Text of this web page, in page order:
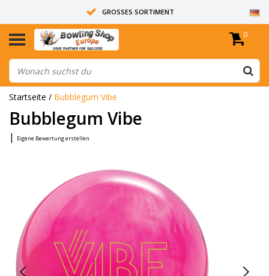
GROSSES SORTIMENT
14 TAGE RÜCKGABERECHT
ALLE BOWLINGKUGELN SIND UNGEBOHRT
0
Startseite / Bubblegum Vibe
Bubblegum Vibe
| Eigene Bewertung erstellen